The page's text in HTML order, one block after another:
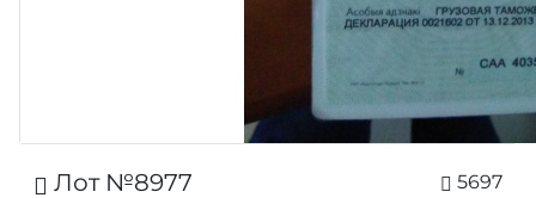
Лот №8977 5697